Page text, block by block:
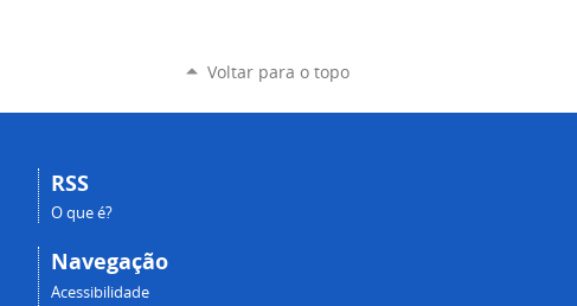
Voltar para o topo
RSS
O que é?
Navegação
Acessibilidade